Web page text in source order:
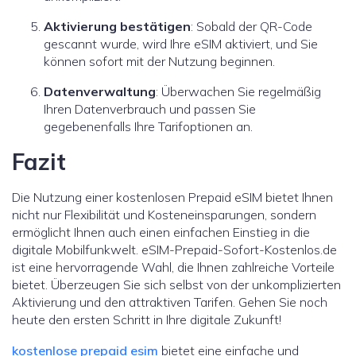
Aktivierung bestätigen: Sobald der QR-Code
gescannt wurde, wird Ihre eSIM aktiviert, und Sie
können sofort mit der Nutzung beginnen.
Datenverwaltung: Überwachen Sie regelmäßig
Ihren Datenverbrauch und passen Sie
gegebenenfalls Ihre Tarifoptionen an.
Fazit
Die Nutzung einer kostenlosen Prepaid eSIM bietet Ihnen
nicht nur Flexibilität und Kosteneinsparungen, sondern
ermöglicht Ihnen auch einen einfachen Einstieg in die
digitale Mobilfunkwelt. eSIM-Prepaid-Sofort-Kostenlos.de
ist eine hervorragende Wahl, die Ihnen zahlreiche Vorteile
bietet. Überzeugen Sie sich selbst von der unkomplizierten
Aktivierung und den attraktiven Tarifen. Gehen Sie noch
heute den ersten Schritt in Ihre digitale Zukunft!
kostenlose prepaid esim bietet eine einfache und